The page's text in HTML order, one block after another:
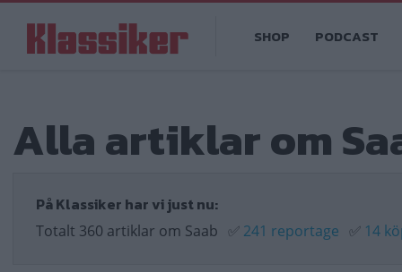
huvudinnehåll
navigation
SHOP PODCAST
Alla artiklar om
På Klassiker har vi just nu:
Totalt 360 artiklar om Saab ✅ 241 reportage ✅ 14